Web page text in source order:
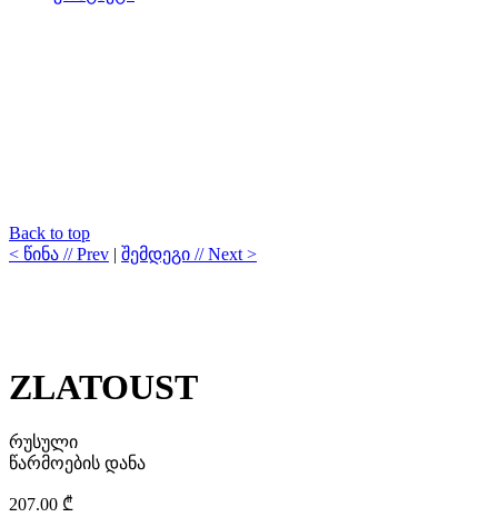
Back to top
< წინა // Prev | შემდეგი // Next >
ZLATOUST
რუსული
წარმოების დანა
207.00 ₾